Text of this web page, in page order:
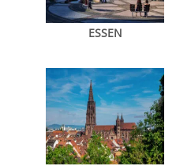
ESSEN